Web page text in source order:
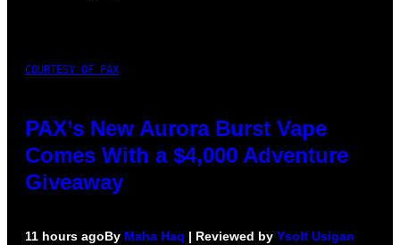
COURTESY OF PAX
PAX’s New Aurora Burst Vape
Comes With a $4,000 Adventure
Giveaway
11 hours agoBy Maha Haq | Reviewed by Ysolt Usigan